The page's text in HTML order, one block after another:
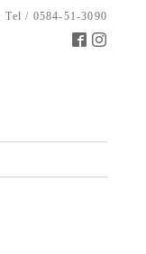
Tel / 0584-51-3090